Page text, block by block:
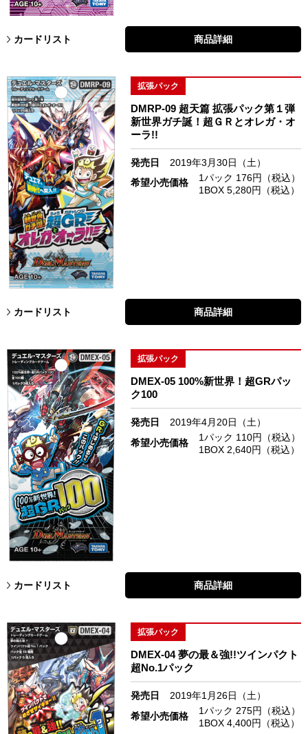
カードリスト 商品詳細
拡張パック
DMRP-09 超天篇 拡張パック第１弾
新世界ガチ誕！超ＧＲとオレガ・オ
ーラ!!
発売日
2019年3月30日（土）
希望小売価格
1パック 176円（税込）
1BOX 5,280円（税込）
カードリスト 商品詳細
拡張パック
DMEX-05 100%新世界！超GRパッ
ク100
発売日
2019年4月20日（土）
希望小売価格
1パック 110円（税込）
1BOX 2,640円（税込）
カードリスト 商品詳細
拡張パック
DMEX-04 夢の最＆強!!ツインパクト
超No.1パック
発売日
2019年1月26日（土）
希望小売価格
1パック 275円（税込）
1BOX 4,400円（税込）